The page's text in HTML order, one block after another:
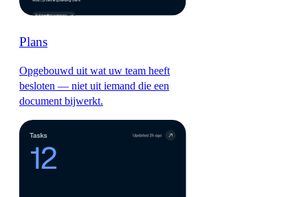
Plans
Opgebouwd uit wat uw team heeft
besloten — niet uit iemand die een
document bijwerkt.